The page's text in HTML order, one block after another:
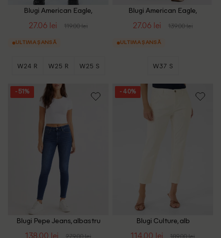
Blugi American Eagle,
27.06 lei 119.00 lei
ULTIMA ȘANSĂ
W24 R W25 R W25 S
+5
Blugi American Eagle,
27.06 lei 139.00 lei
ULTIMA ȘANSĂ
W37 S
- 51%
Blugi Pepe Jeans, albastru
138.00 lei 279.00 lei
- 40%
Blugi Culture, alb
114.00 lei 189.00 lei